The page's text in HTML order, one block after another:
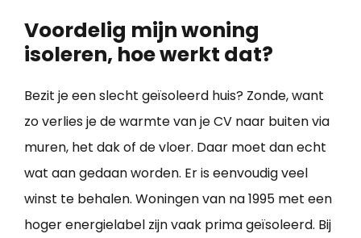
Voordelig mijn woning
isoleren, hoe werkt dat?
Bezit je een slecht geïsoleerd huis? Zonde, want
zo verlies je de warmte van je CV naar buiten via
muren, het dak of de vloer. Daar moet dan echt
wat aan gedaan worden. Er is eenvoudig veel
winst te behalen. Woningen van na 1995 met een
hoger energielabel zijn vaak prima geïsoleerd. Bij